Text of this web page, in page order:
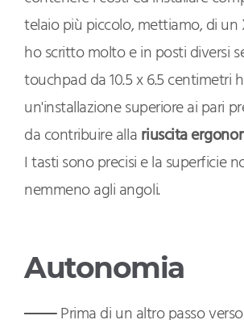
telaio più piccolo, mettiamo, di un
ho scritto molto e in posti diversi
touchpad da 10.5 x 6.5 centimetri
un'installazione superiore ai pari
da contribuire allariuscita
I tasti sono precisi e la superficie
nemmeno agli angoli.
Autonomia
Prima di un altro passo